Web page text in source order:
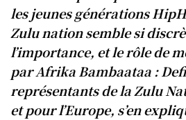
les jeunes générations
Zulu nation semble si
l’importance, et le rôle de
par Afrika Bambaataa :
représentants de la Zulu
et pour l’Europe, s’en